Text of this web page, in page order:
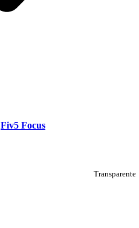
Fiv5 Focus
Transparente